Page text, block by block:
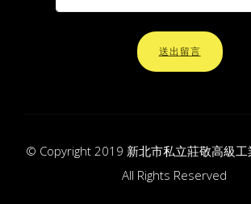
送出留言
© Copyright 2019 新北市私立莊敬高級工
All Rights Reserved